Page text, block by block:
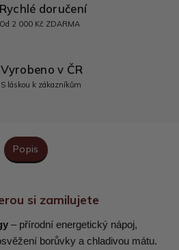
Rychlé doručení
Od 2 000 Kč ZDARMA
Vyrobeno v ČR
S láskou k zákazníkům
Popis
si zamilujete
– přírodní energetický nápoj,
borůvky a chladivou mátu.